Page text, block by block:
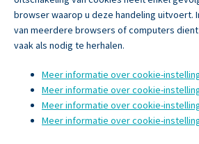
browser waarop u deze handeling uitvoert.
van meerdere browsers of computers
vaak als nodig te herhalen.
Meer informatie over cookie-
Meer informatie over cookie-
Meer informatie over cookie-
Meer informatie over cookie-